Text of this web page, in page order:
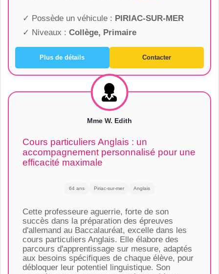
✓ Possède un véhicule : PIRIAC-SUR-MER
✓ Niveaux : Collège, Primaire
Plus de détails Contacter
Mme W. Edith
Cours particuliers Anglais : un
accompagnement personnalisé pour une
efficacité maximale
64 ans Piriac-sur-mer Anglais
Cette professeure aguerrie, forte de son
succès dans la préparation des épreuves
d'allemand au Baccalauréat, excelle dans les
cours particuliers Anglais. Elle élabore des
parcours d'apprentissage sur mesure, adaptés
aux besoins spécifiques de chaque élève, pour
débloquer leur potentiel linguistique. Son